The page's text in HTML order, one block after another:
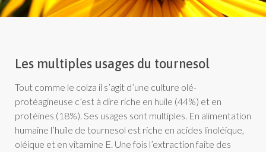
Les multiples usages du tournesol
Tout comme le colza il s’agit d’une culture olé-
protéagineuse c’est à dire riche en huile (44%) et en
protéines (18%). Ses usages sont multiples. En alimentation
humaine l’huile de tournesol est riche en acides linoléique,
oléique et en vitamine E. Une fois l’extraction faite des